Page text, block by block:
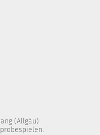
(Allgäu)